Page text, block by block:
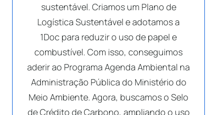
sustentável. Criamos um Plano de
Logística Sustentável e adotamos a
1Doc para reduzir o uso de papel e
combustível. Com isso, conseguimos
aderir ao Programa Agenda Ambiental na
Administração Pública do Ministério do
Meio Ambiente. Agora, buscamos o Selo
de Crédito de Carbono, ampliando o uso